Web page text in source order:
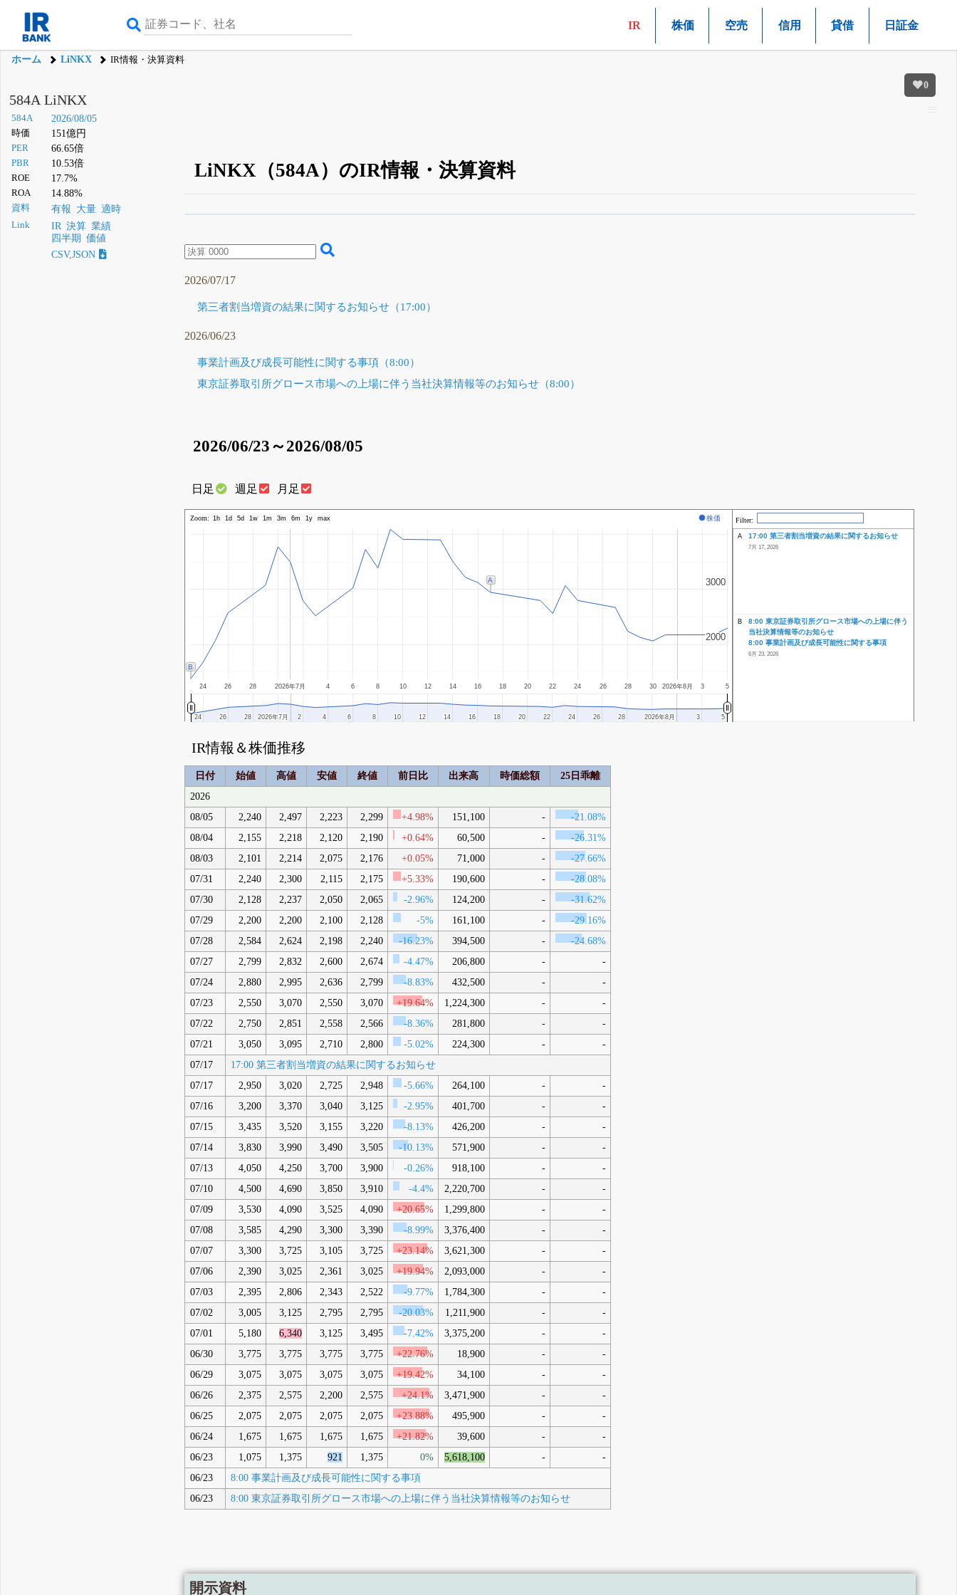
IR 株価 空売 信用 貸借 日証金
ホーム LiNKX IR情報・決算資料
0
584A LiNKX
584A 2026/08/05
時価 151億円
PER 66.65倍
PBR 10.53倍
ROE 17.7%
ROA 14.88%
資料 有報 大量 適時
Link IR 決算 業績
四半期
価値
CSV,JSON
LiNKX（584A）のIR情報・決算資料
無料でβ版をはじめる
2026/07/17
第三者割当増資の結果に関するお知らせ（17:00）
2026/06/23
事業計画及び成長可能性に関する事項（8:00）
東京証券取引所グロース市場への上場に伴う当社決算情報等のお知らせ（8:00）
2026/06/23～2026/08/05
日足 週足 月足
Zoom: 1h 1d 5d 1w 1m 3m 6m 1y max 株価
2026年7月 2026年8月
24 26 28 4 6 8 10 12 14 16 18 20 22 24 26 28 30 3 5
2000
2000
3000
3000
B
A
2026年7月
2026年7月 2026年8月
2026年8月
24
24 26
26 28
28 2
2 4
4 6
6 8
8 10
10 12
12 14
14 16
16 18
18 20
20 22
22 24
24 26
26 28
28 3
3 5
5
Filter:
A 17:00 第三者割当増資の結果に関するお知らせ
7月 17, 2026
B
8:00 東京証券取引所グロース市場への上場に伴う
当社決算情報等のお知らせ
8:00 事業計画及び成長可能性に関する事項
6月 23, 2026
IR情報＆株価推移
日付 始値 高値 安値 終値 前日比 出来高 時価総額
25日乖離
2026
08/05
2,240 2,497 2,223 2,299 +4.98% 151,100 -
-21.08%
08/04
2,155 2,218 2,120 2,190 +0.64% 60,500 -
-26.31%
08/03
2,101 2,214 2,075 2,176 +0.05% 71,000 -
-27.66%
07/31
2,240 2,300 2,115 2,175 +5.33% 190,600 -
-28.08%
07/30
2,128 2,237 2,050 2,065 -2.96% 124,200 -
-31.62%
07/29
2,200 2,200 2,100 2,128 -5% 161,100 -
-29.16%
07/28
2,584 2,624 2,198 2,240 -16.23% 394,500 -
-24.68%
07/27
2,799 2,832 2,600 2,674 -4.47% 206,800 -
-
07/24
2,880 2,995 2,636 2,799 -8.83% 432,500 -
-
07/23
2,550 3,070 2,550 3,070 +19.64% 1,224,300 -
-
07/22
2,750 2,851 2,558 2,566 -8.36% 281,800 -
-
07/21
3,050 3,095 2,710 2,800 -5.02% 224,300 -
-
07/17
17:00 第三者割当増資の結果に関するお知らせ
07/17
2,950 3,020 2,725 2,948 -5.66% 264,100 -
-
07/16
3,200 3,370 3,040 3,125 -2.95% 401,700 -
-
07/15
3,435 3,520 3,155 3,220 -8.13% 426,200 -
-
07/14
3,830 3,990 3,490 3,505 -10.13% 571,900 -
-
07/13
4,050 4,250 3,700 3,900 -0.26% 918,100 -
-
07/10
4,500 4,690 3,850 3,910 -4.4% 2,220,700 -
-
07/09
3,530 4,090 3,525 4,090 +20.65% 1,299,800 -
-
07/08
3,585 4,290 3,300 3,390 -8.99% 3,376,400 -
-
07/07
3,300 3,725 3,105 3,725 +23.14% 3,621,300 -
-
07/06
2,390 3,025 2,361 3,025 +19.94% 2,093,000 -
-
07/03
2,395 2,806 2,343 2,522 -9.77% 1,784,300 -
-
07/02
3,005 3,125 2,795 2,795 -20.03% 1,211,900 -
-
07/01
5,180 6,340 3,125 3,495 -7.42% 3,375,200 -
-
06/30
3,775 3,775 3,775 3,775 +22.76% 18,900 -
-
06/29
3,075 3,075 3,075 3,075 +19.42% 34,100 -
-
06/26
2,375 2,575 2,200 2,575 +24.1% 3,471,900 -
-
06/25
2,075 2,075 2,075 2,075 +23.88% 495,900 -
-
06/24
1,675 1,675 1,675 1,675 +21.82% 39,600 -
-
06/23
1,075 1,375 921 1,375 0% 5,618,100 -
-
06/23
8:00 事業計画及び成長可能性に関する事項
06/23
8:00 東京証券取引所グロース市場への上場に伴う当社決算情報等のお知らせ
開示資料